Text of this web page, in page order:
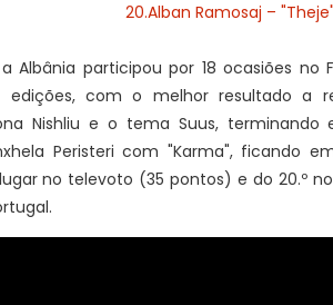
20.Alban Ramosaj – "Theje"
Albânia participou por 18 ocasiões no
edições, com o melhor resultado a
Nishliu e o tema Suus, terminando
Peristeri com "Karma", ficando
no televoto (35 pontos) e do 20.º